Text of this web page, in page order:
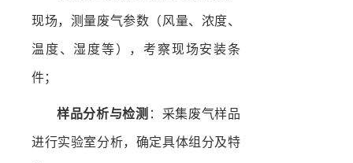
现场，测量废气参数（风量、浓度、
温度、湿度等），考察现场安装条
件；
样品分析与检测 ：采集废气样品
进行实验室分析，确定具体组分及特